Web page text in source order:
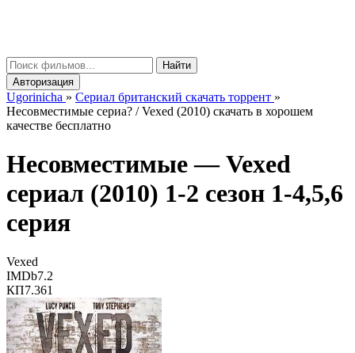
Найти
Авторизация
Ugorinicha » Сериал британский скачать торрент »
Несовместимые сериа? / Vexed (2010) скачать в хорошем
качестве бесплатно
Несовместимые —Vexed
сериал (2010) 1-2 сезон 1-4,5,6
серия
Vexed
IMDb7.2
КП7.361